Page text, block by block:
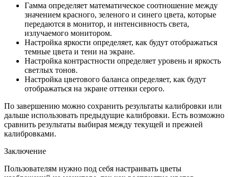
Гамма определяет математическое соотношение между
значением красного, зеленого и синего цвета, которые
передаются в монитор, и интенсивность света,
излучаемого монитором.
Настройка яркости определяет, как будут отображаться
темные цвета и тени на экране.
Настройка контрастности определяет уровень и яркость
светлых тонов.
Настройка цветового баланса определяет, как будут
отображаться на экране оттенки серого.
По завершению можно сохранить результаты калибровки или
дальше использовать предыдущие калибровки. Есть возможно
сравнить результаты выбирая между текущей и прежней
калибровками.
Заключение
Пользователям нужно под себя настраивать цветы